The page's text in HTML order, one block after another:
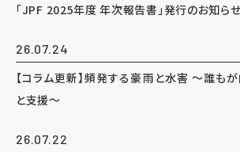
「JPF 2025年度 年次報告書」発行のお知らせ
26.07.24
【コラム更新】頻発する豪雨と水害 ～誰も
と支援～
26.07.22